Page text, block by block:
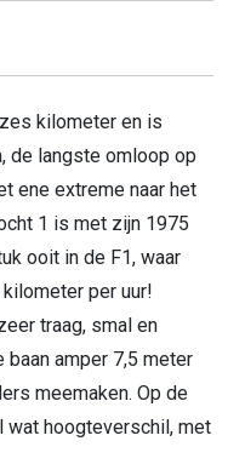
kilometer en is
de langste omloop op
ene extreme naar het
1 is met zijn 1975
ooit in de F1, waar
per uur!
traag, smal en
amper 7,5 meter
meemaken. Op de
wat hoogteverschil, met